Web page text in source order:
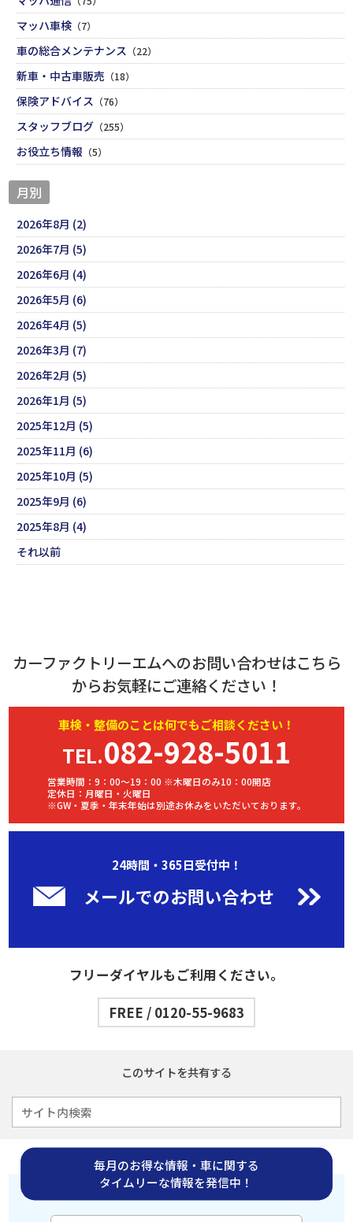
マッハ車検 （7）
車の総合メンテナンス （22）
新車・中古車販売 （18）
保険アドバイス （76）
スタッフブログ （255）
お役立ち情報 （5）
月別
2026年8月 (2)
2026年7月 (5)
2026年6月 (4)
2026年5月 (6)
2026年4月 (5)
2026年3月 (7)
2026年2月 (5)
2026年1月 (5)
2025年12月 (5)
2025年11月 (6)
2025年10月 (5)
2025年9月 (6)
2025年8月 (4)
それ以前
カーファクトリーエムへのお問い合わせはこちら
からお気軽にご連絡ください！
車検・ 整備のことは何でもご相談ください！
TEL.082-928-5011
営業時間：9：00～19：00 ※木曜日のみ10：00開店
定休日：月曜日・火曜日
※GW・夏季・年末年始は別途お休みをいただいております。
24時間・365日受付中！
メールでのお問い合わせ
フリーダイヤルもご利用ください。
FREE / 0120-55-9683
このサイトを共有する
毎月のお得な情報・車に関する
タイムリーな情報を発信中！